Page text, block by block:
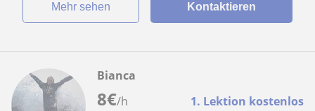
Mehr sehen Kontaktieren
8€/h 1. Lektion kostenlos
Bianca